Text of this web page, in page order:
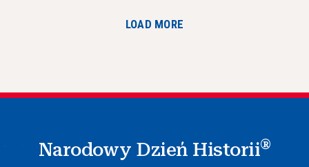
LOAD MORE
Narodowy Dzień Historii®